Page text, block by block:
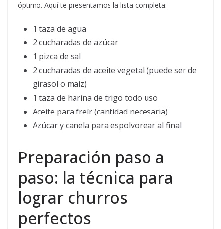
óptimo. Aquí te presentamos la lista completa:
1 taza de agua
2 cucharadas de azúcar
1 pizca de sal
2 cucharadas de aceite vegetal (puede ser de
girasol o maíz)
1 taza de harina de trigo todo uso
Aceite para freír (cantidad necesaria)
Azúcar y canela para espolvorear al final
Preparación paso a
paso: la técnica para
lograr churros
perfectos